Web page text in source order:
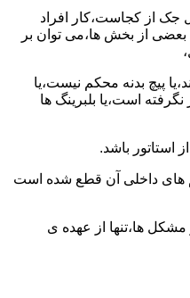
از کجاست،کار افراد
از بخش ها،می توان بر
پیچ بدنه محکم نیست،یا
است،یا بلبرینگ ها
استاتور باشد.
های داخلی آن قطع شده است
ها،تنها از عهده ی